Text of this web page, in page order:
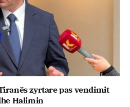
zyrtare pas vendimit
Halimin